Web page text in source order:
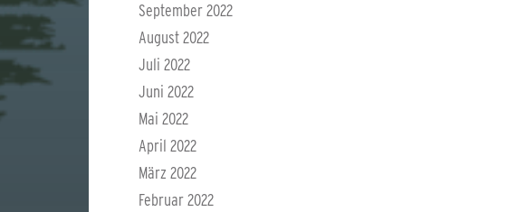
September 2022
August 2022
Juli 2022
Juni 2022
Mai 2022
April 2022
März 2022
Februar 2022